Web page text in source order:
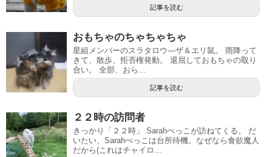
記事を読む
おもちゃのちゃちゃちゃ
星組メンバーのスラタロウ―ザ＆エリ鼠。 雨降って
きて、散歩、拒否権発動。 退屈しておもちゃの取り
合い。 全部、おら...
記事を読む
２２時の訪問者
きっかり「２２時」 Sarahぺっこが訪ねてくる。 だ
いたい、Sarahぺっこは台所待機。なぜなら食欲魔人
だから(これはチャイロ...